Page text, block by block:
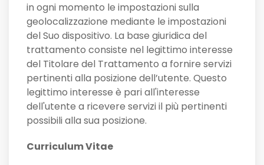
in ogni momento le impostazioni sulla
geolocalizzazione mediante le impostazioni
del Suo dispositivo. La base giuridica del
trattamento consiste nel legittimo interesse
del Titolare del Trattamento a fornire servizi
pertinenti alla posizione dell’utente. Questo
legittimo interesse è pari all'interesse
dell'utente a ricevere servizi il più pertinenti
possibili alla sua posizione.
Curriculum Vitae